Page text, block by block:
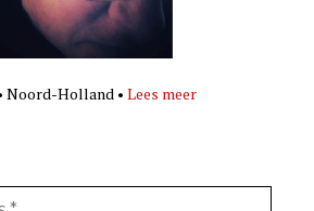
Noord-Holland •Lees meer